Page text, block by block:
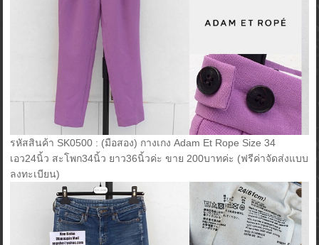
รหัสสินค้า SK0500 : (มือสอง) กางเกง Adam Et Rope Size 34
เอว24นิ้ว สะโพก34นิ้ว ยาว36นิ้วค่ะ ขาย 200บาทค่ะ (ฟรีค่าจัดส่งแบบ
ลงทะเบียน)